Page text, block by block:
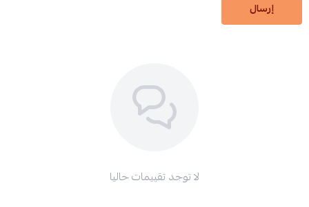
إرسال
لا توجد تقييمات حاليا